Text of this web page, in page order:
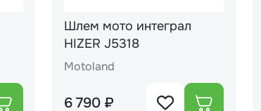
Шлем мото интеграл
HIZER J5318
Motoland
6 790 ₽